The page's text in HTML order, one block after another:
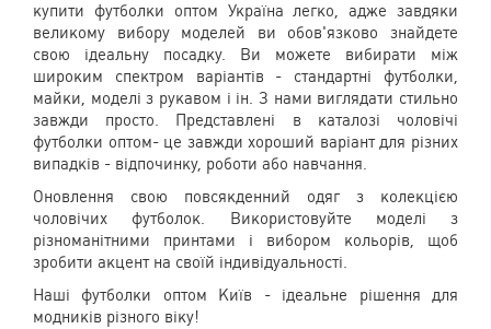
купити футболки оптом Україна легко, адже завдяки
великому вибору моделей ви обов'язково знайдете
свою ідеальну посадку. Ви можете вибирати між
широким спектром варіантів - стандартні футболки,
майки, моделі з рукавом і ін. З нами виглядати стильно
завжди просто. Представлені в каталозі чоловічі
футболки оптом- це завжди хороший варіант для різних
випадків - відпочинку, роботи або навчання.
Оновлення свою повсякденний одяг з колекцією
чоловічих футболок. Використовуйте моделі з
різноманітними принтами і вибором кольорів, щоб
зробити акцент на своїй індивідуальності.
Наші футболки оптом Київ - ідеальне рішення для
модників різного віку!